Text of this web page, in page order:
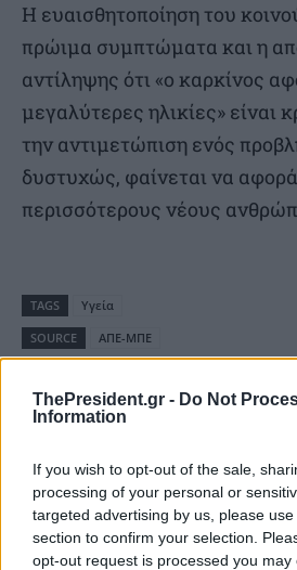
ThePresident.gr - Do Not
Information
If you wish to opt-out of the sale,
processing of your personal or
targeted advertising by us, please
section to confirm your selection.
opt-out request is processed you may
Η ευαισθητοποίηση του
πρώιμα συμπτώματα και η
αντίληψης ότι «ο καρκίνος
μεγαλύτερες ηλικίες» είναι
την αντιμετώπιση ενός
δυστυχώς, φαίνεται να
περισσότερους νέους
TAGS
Υγεία
SOURCE
ΑΠΕ-ΜΠΕ
Διαβάστε επίσης